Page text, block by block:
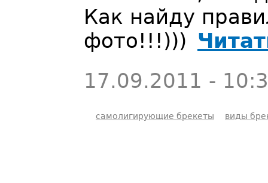
Как найду
фото!!!)))
17.09.2011 -
самолигирующие брекеты виды